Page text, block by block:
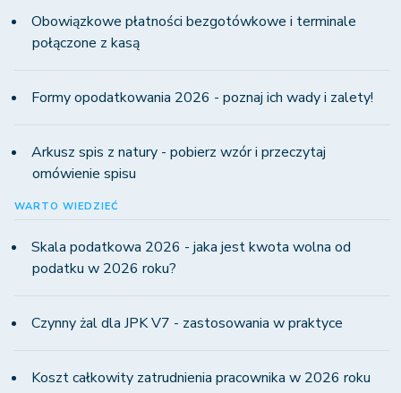
Obowiązkowe płatności bezgotówkowe i terminale
połączone z kasą
Formy opodatkowania 2026 - poznaj ich wady i zalety!
Arkusz spis z natury - pobierz wzór i przeczytaj
omówienie spisu
WARTO WIEDZIEĆ
Skala podatkowa 2026 - jaka jest kwota wolna od
podatku w 2026 roku?
Czynny żal dla JPK V7 - zastosowania w praktyce
Koszt całkowity zatrudnienia pracownika w 2026 roku